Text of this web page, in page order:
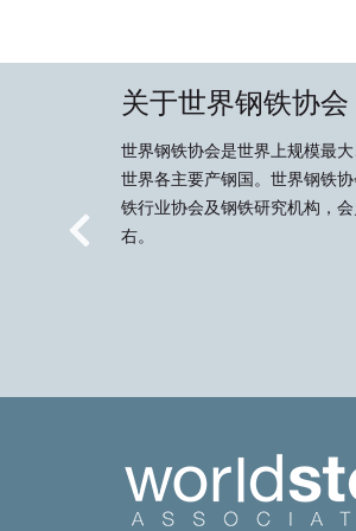
关于世界钢铁协会
世界钢铁协会是世界上规模最
世界各主要产钢国。世界钢铁
铁行业协会及钢铁研究机构，
右。
Previous